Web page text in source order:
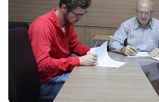
Editora
Rádio